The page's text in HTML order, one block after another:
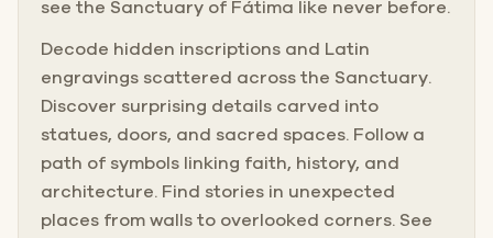
see the Sanctuary of Fátima like never before.
Decode hidden inscriptions and Latin
engravings scattered across the Sanctuary.
Discover surprising details carved into
statues, doors, and sacred spaces. Follow a
path of symbols linking faith, history, and
architecture. Find stories in unexpected
places from walls to overlooked corners. See